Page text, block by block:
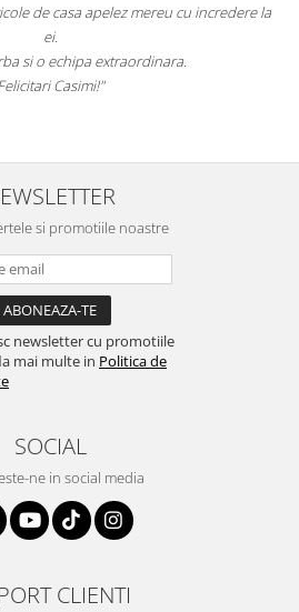
de casa apelez mereu cu incredere la
ei.
si o echipa extraordinara.
Casimi!"
si promotiile noastre
newsletter cu promotiile
mai multe in Politica de
SOCIAL
ne in social media
CLIENTI